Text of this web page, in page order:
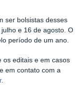
ser bolsistas desses
e 16 de agosto. O
período de um ano.
os editais e em casos
em contato com a
.